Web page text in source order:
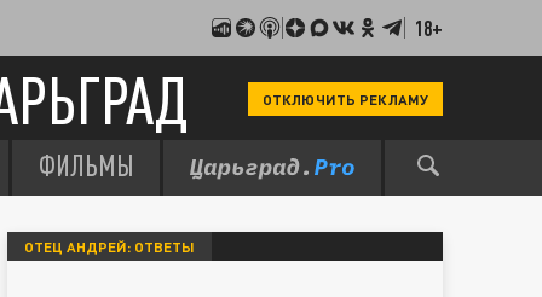
18+
ОТКЛЮЧИТЬ РЕКЛАМУ
ФИЛЬМЫ
ОТЕЦ АНДРЕЙ: ОТВЕТЫ